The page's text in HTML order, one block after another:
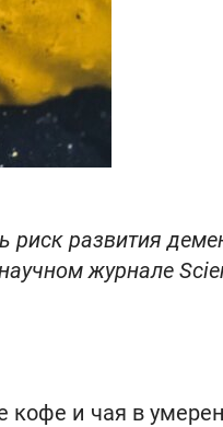
риск развития
журнале
кофе и чая в